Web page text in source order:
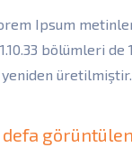
Ipsum
bölümleri de
üretilmiştir.
defa